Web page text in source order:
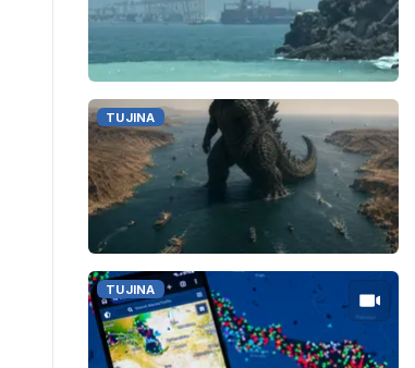
TUJINA
TUJINA